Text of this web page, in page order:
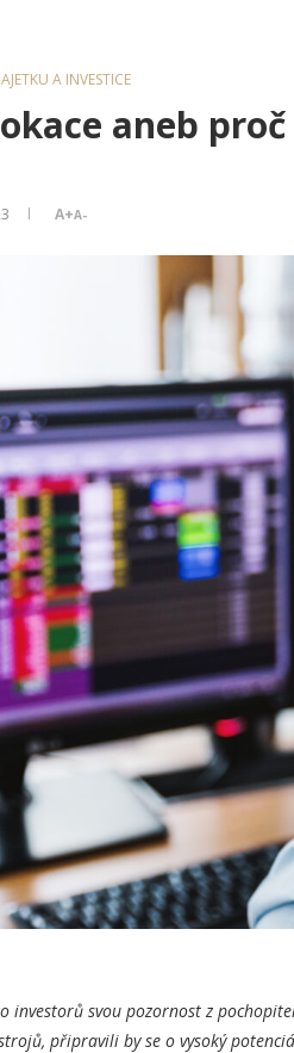
A INVESTICE
aneb
A+A-
investorů svou pozornost z
připravili by se o vysoký